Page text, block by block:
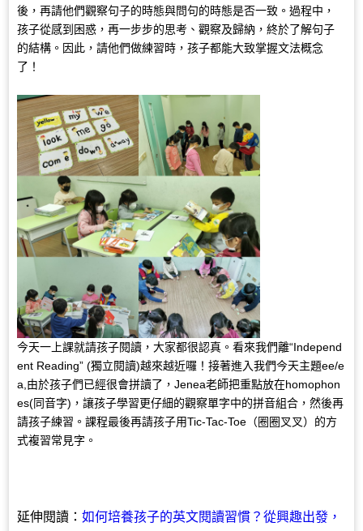
後，再請他們觀察句子的時態與問句的時態是否一致。過程中，
孩子從感到困惑，再一步步的思考、觀察及歸納，終於了解句子
的結構。因此，請他們做練習時，孩子都能大致掌握文法概念
了！
今天一上課就請孩子閱讀，大家都很認真。看來我們離“Independ
ent Reading” (獨立閱讀)越來越近囉！接著進入我們今天主題ee/e
a,由於孩子們已經很會拼讀了，Jenea老師把重點放在homophon
es(同音字)，讓孩子學習更仔細的觀察單字中的拼音組合，然後再
請孩子練習。課程最後再請孩子用Tic-Tac-Toe（圈圈叉叉）的方
式複習常見字。
延伸閱讀：如何培養孩子的英文閱讀習慣？從興趣出發，